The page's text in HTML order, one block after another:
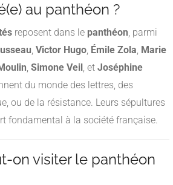
au panthéon ?
reposent dans le panthéon, parmi
, Victor Hugo, Émile Zola, Marie
, Simone Veil, et Joséphine
du monde des lettres, des
ou de la résistance. Leurs sépultures
fondamental à la société française.
on visiter le panthéon